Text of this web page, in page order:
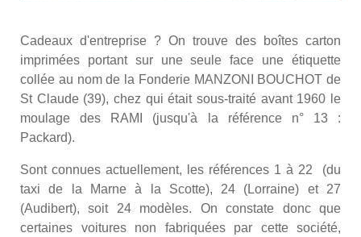
Cadeaux d'entreprise ? On trouve des boîtes carton
imprimées portant sur une seule face une étiquette
collée au nom de la Fonderie MANZONI BOUCHOT de
St Claude (39), chez qui était sous-traité avant 1960 le
moulage des RAMI (jusqu'à la référence n° 13 :
Packard).
Sont connues actuellement, les références 1 à 22 (du
taxi de la Marne à la Scotte), 24 (Lorraine) et 27
(Audibert), soit 24 modèles. On constate donc que
certaines voitures non fabriquées par cette société,